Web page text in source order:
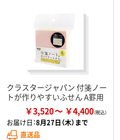
クラスタージャパン 付箋ノー
トが作りやすいふせん A罫用
￥3,520 ￥4,400
お届け日：8月27日（木）まで
直送品